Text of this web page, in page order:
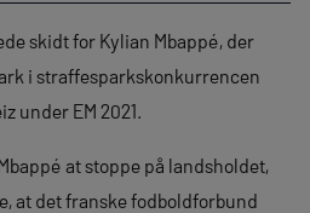
skidt for Kylian Mbappé, der
i straffesparkskonkurrencen
under EM 2021.
at stoppe på landsholdet,
at det franske fodboldforbund